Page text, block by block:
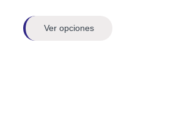
Ver opciones